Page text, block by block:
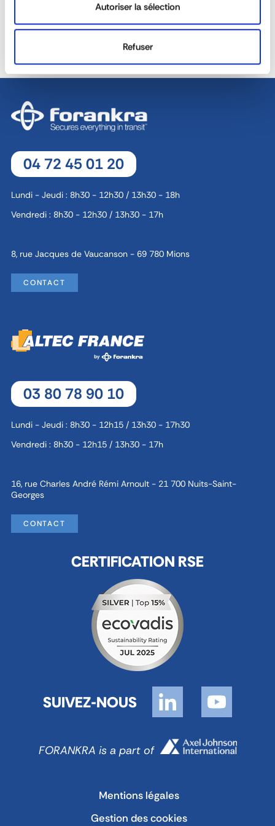
Autoriser la sélection
Refuser
PERSONNALISÉES
DISPONIBILITÉ
04 72 45 01 20
Lundi - Jeudi : 8h30 - 12h30 / 13h30 - 18h
Vendredi : 8h30 - 12h30 / 13h30 - 17h
8, rue Jacques de Vaucanson - 69 780 Mions
CONTACT
03 80 78 90 10
Lundi - Jeudi : 8h30 - 12h15 / 13h30 - 17h30
Vendredi : 8h30 - 12h15 / 13h30 - 17h
16, rue Charles André Rémi Arnoult - 21 700 Nuits-Saint-
Georges
CONTACT
CERTIFICATION RSE
SUIVEZ-NOUS
FORANKRA is a part of
Mentions légales
Gestion des cookies